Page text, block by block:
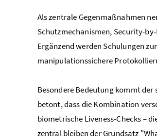
Als zentrale Gegenmaßnahmen
Schutzmechanismen, Security-
Ergänzend werden Schulungen
manipulationssichere
Besondere Bedeutung kommt
betont, dass die Kombination
biometrische Liveness-Checks –
zentral bleiben der Grundsatz